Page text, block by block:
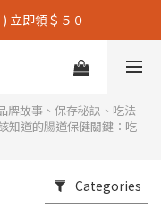
立即領＄５０
牌故事、保存秘訣、吃法
知道的腸道保健關鍵：吃
Categories